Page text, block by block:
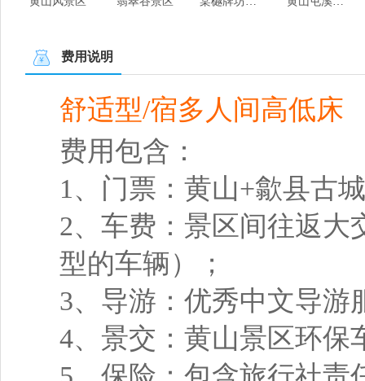
费用说明
舒适型/宿多人间高低床
费用包含：
1、门票：黄山+歙县古
2、车费：景区间往返大
型的车辆）；
3、导游：优秀中文导游
4、景交：黄山景区环保